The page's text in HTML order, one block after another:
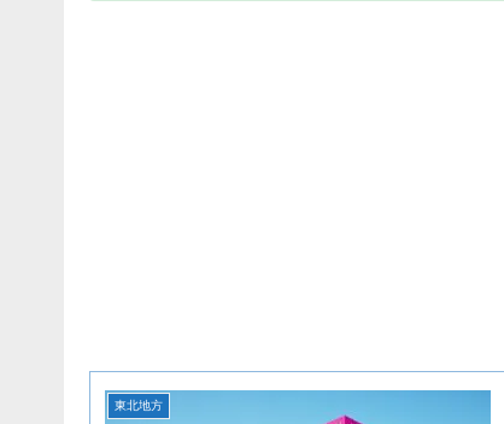
東北地方